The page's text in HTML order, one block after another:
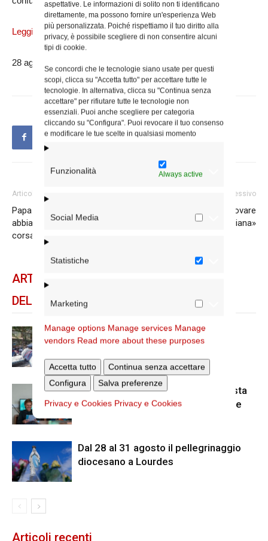
aspettative. Le informazioni di solito non ti identificano
direttamente, ma possono fornire un'esperienza Web
più personalizzata. Poiché rispettiamo il tuo diritto alla
privacy, è possibile scegliere di non consentire alcuni
tipi di cookie.
Se concordi che le tecnologie siano usate per questi
scopi, clicca su "Accetta tutto" per accettare tutte le
tecnologie. In alternativa, clicca su "Continua senza
accettare" per rifiutare tutte le tecnologie non
essenziali. Puoi anche scegliere per categoria
cliccando su "Configura". Puoi revocare il tuo consenso
e modificare le tue scelte in qualsiasi momento
Funzionalità Always active
Social Media
Statistiche
Marketing
Manage options Manage services Manage
vendors Read more about these purposes
Accetta tutto
Continua senza accettare
Configura
Salva preferenze
Privacy e Cookies Privacy e Cookies
Leggi l’omelia completa
28 agosto 2018
Articolo precedente
Papa ai giovani italiani: «Non
abbiamo paura», la vita è «una
corsa buona»
Articolo successivo
La confessione per «rinnovare
la carta di identità cristiana»
ARTICOLI CORRELATI
DELLO STESSO AUTORE
Spin Time: la dichiarazione del
cardinale vicario
Scienze Applicate, la nuova proposta
dell’Istituto Paritario Sant’Apollinare
Dal 28 al 31 agosto il pellegrinaggio
diocesano a Lourdes
Articoli recenti